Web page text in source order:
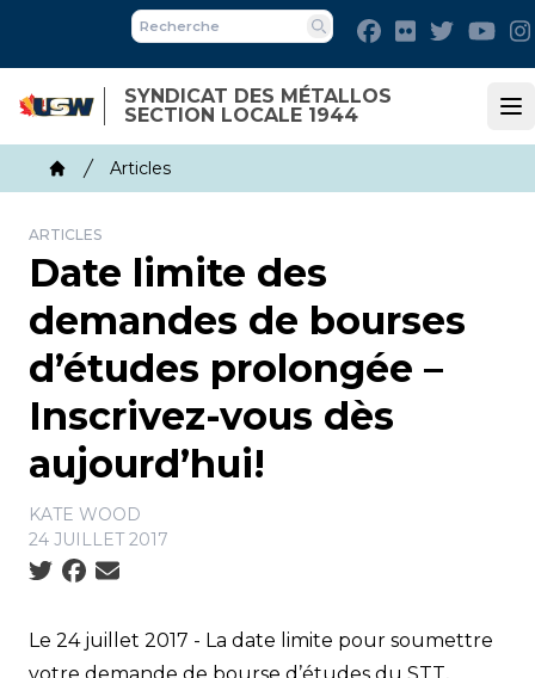
main
content
SYNDICAT DES MÉTALLOS
SECTION LOCALE 1944
Recherche
Facebook
Flickr Twitter
Breadcrumb
Home
Articles
ARTICLES
Date limite des
demandes de bourses
d’études prolongée –
Inscrivez-vous dès
aujourd’hui!
KATE WOOD
24 JUILLET 2017
Social share icons
Le 24 juillet 2017 - La date limite pour soumettre
votre demande de bourse d’études du STT,